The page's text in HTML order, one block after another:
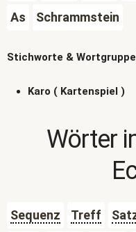
As
Schrammstein
Stichworte &
Karo ( Kartenspiel )
Wörter
Sequenz Treff